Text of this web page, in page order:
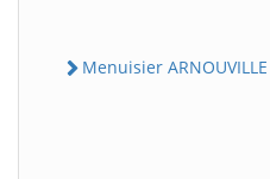
Menuisier ARNOUVILLE